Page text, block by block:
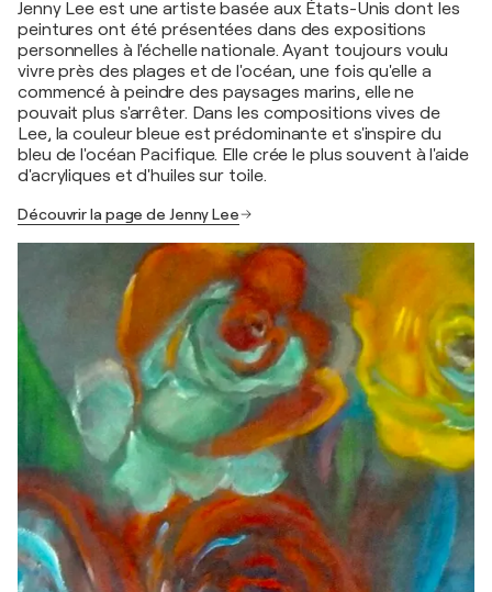
Jenny Lee est une artiste basée aux États-Unis dont les
peintures ont été présentées dans des expositions
personnelles à l'échelle nationale. Ayant toujours voulu
vivre près des plages et de l'océan, une fois qu'elle a
commencé à peindre des paysages marins, elle ne
pouvait plus s'arrêter. Dans les compositions vives de
Lee, la couleur bleue est prédominante et s'inspire du
bleu de l'océan Pacifique. Elle crée le plus souvent à l'aide
d'acryliques et d'huiles sur toile.
Découvrir la page de Jenny Lee